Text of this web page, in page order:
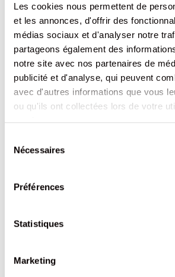
Les cookies nous permettent de
et les annonces, d'offrir des
médias sociaux et d'analyser notre
partageons également des
notre site avec nos partenaires de
publicité et d'analyse, qui peuvent
avec d'autres informations que vous
ou qu'ils ont collectées lors de votre
Nécessaires
Préférences
Statistiques
Marketing
Plus
d’informations
8714786258969
12
PAYS INCONNU
Non
31
10
EMBALLAGE INDIVIDUEL
BRABO
0.14
PRODUITS QUI POURRAIENT VOUS
INTERESSER